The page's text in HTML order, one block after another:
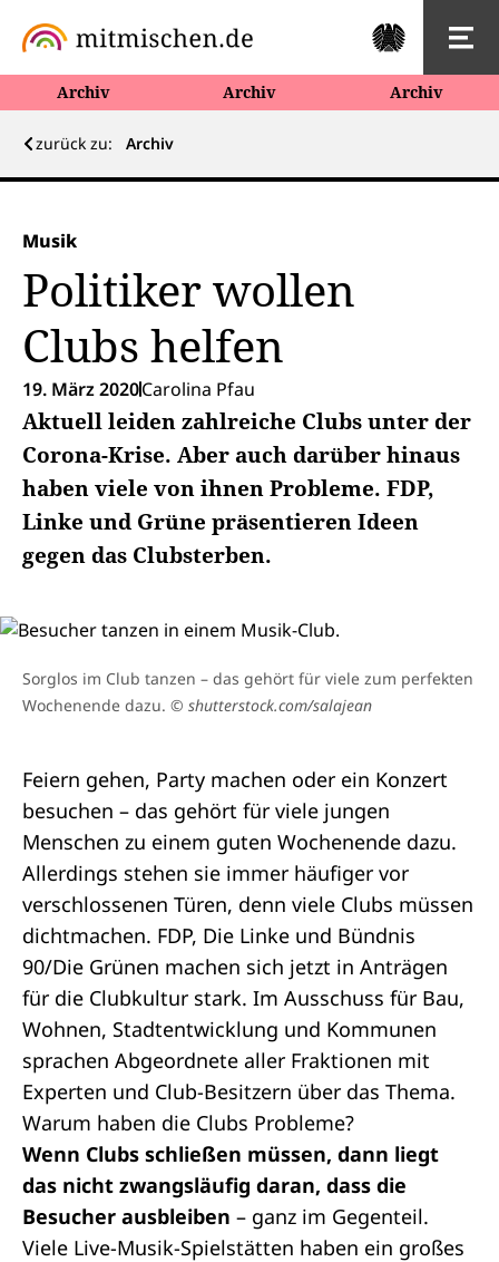
Archiv Archiv Archiv
zurück zu: Archiv
Musik
Politiker wollen
Clubs helfen
19. März 2020Carolina Pfau
Aktuell leiden zahlreiche Clubs unter der
Corona-Krise. Aber auch darüber hinaus
haben viele von ihnen Probleme. FDP,
Linke und Grüne präsentieren Ideen
gegen das Clubsterben.
Sorglos im Club tanzen – das gehört für viele zum perfekten
Wochenende dazu. © shutterstock.com/salajean
Feiern gehen, Party machen oder ein Konzert
besuchen – das gehört für viele jungen
Menschen zu einem guten Wochenende dazu.
Allerdings stehen sie immer häufiger vor
verschlossenen Türen, denn viele Clubs müssen
dichtmachen. FDP, Die Linke und Bündnis
90/Die Grünen machen sich jetzt in Anträgen
für die Clubkultur stark. Im Ausschuss für Bau,
Wohnen, Stadtentwicklung und Kommunen
sprachen Abgeordnete aller Fraktionen mit
Experten und Club-Besitzern über das Thema.
Warum haben die Clubs Probleme?
Wenn Clubs schließen müssen, dann liegt
das nicht zwangsläufig daran, dass die
Besucher ausbleiben – ganz im Gegenteil.
Viele Live-Musik-Spielstätten haben ein großes